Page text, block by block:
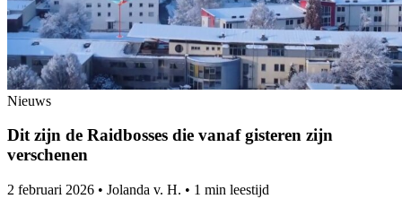
Nieuws
Dit zijn de Raidbosses die vanaf gisteren zijn
verschenen
2 februari 2026 • Jolanda v. H. • 1 min leestijd